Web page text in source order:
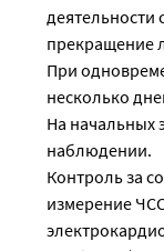
деятельности
прекращение
При
несколько
На начальных
наблюдении.
Контроль за
измерение